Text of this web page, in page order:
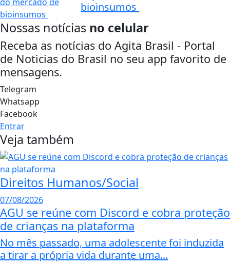
bioinsumos
Nossas notícias no celular
Receba as notícias do Agita Brasil - Portal
de Noticias do Brasil no seu app favorito de
mensagens.
Telegram
Whatsapp
Facebook
Entrar
Veja também
Direitos Humanos/Social
07/08/2026
AGU se reúne com Discord e cobra proteção
de crianças na plataforma
No mês passado, uma adolescente foi induzida
a tirar a própria vida durante uma...